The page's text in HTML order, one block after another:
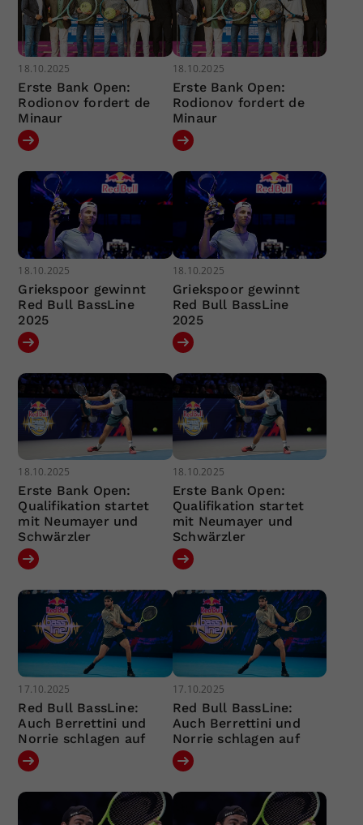
18.10.2025
Erste Bank Open:
Rodionov fordert de
Minaur
18.10.2025
Erste Bank Open:
Rodionov fordert de
Minaur
18.10.2025
Griekspoor gewinnt
Red Bull BassLine
2025
18.10.2025
Griekspoor gewinnt
Red Bull BassLine
2025
18.10.2025
Erste Bank Open:
Qualifikation startet
mit Neumayer und
Schwärzler
18.10.2025
Erste Bank Open:
Qualifikation startet
mit Neumayer und
Schwärzler
17.10.2025
Red Bull BassLine:
Auch Berrettini und
Norrie schlagen auf
17.10.2025
Red Bull BassLine:
Auch Berrettini und
Norrie schlagen auf